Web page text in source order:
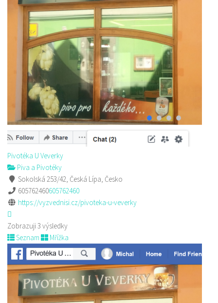
Pivotéka U Veverky
Piva a Pivotéky
Sokolská 253/42, Česká Lípa, Česko
605762460605762460
https://vyzvednisi.cz/pivoteka-u-veverky
Zobrazuji 3 výsledky
Seznam
Mřížka